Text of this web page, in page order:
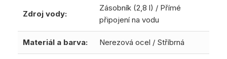
Zdroj vody:
Zásobník (2,8 l) / Přímé
připojení na vodu
Materiál a barva: Nerezová ocel / Stříbrná